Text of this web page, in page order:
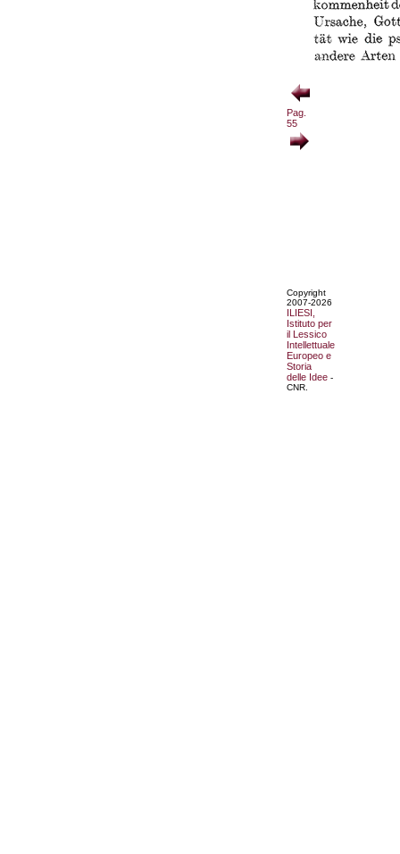
Pag.
55
Copyright
2007-2026
ILIESI,
Istituto per
il Lessico
Intellettuale
Europeo e
Storia
delle Idee -
CNR.